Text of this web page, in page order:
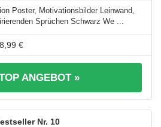
Poster, Motivationsbilder Leinwand,
Sprüchen Schwarz We ...
8,99 €
ANGEBOT »
10